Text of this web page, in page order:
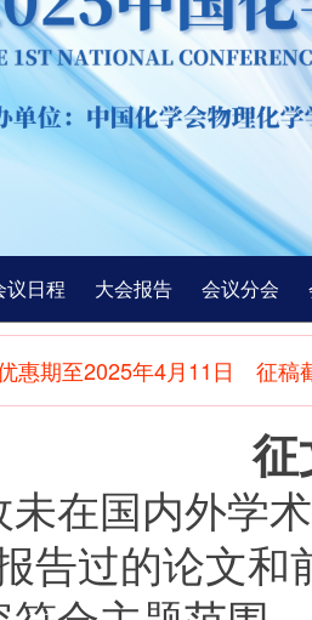
议日程 大会报告 会议分会
惠期至2025年4月11日 征稿
征
未在国内外学
告过的论文和